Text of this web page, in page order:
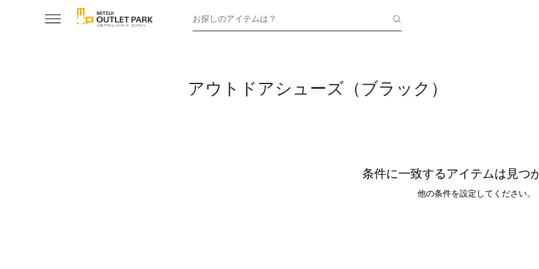
お探しのアイテムは？
アウトドアシューズ（ブラック）
条件に一致するアイテムは見つ
他の条件を設定してください。